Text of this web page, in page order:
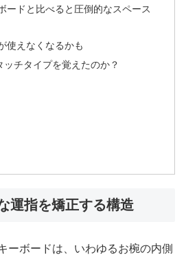
ードと比べると圧倒的なスペース
使えなくなるかも
ッチタイプを覚えたのか？
運指を矯正する構造
ーボードは、いわゆるお椀の内側